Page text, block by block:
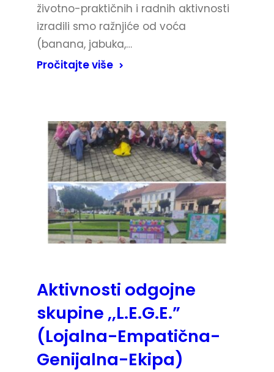
životno-praktičnih i radnih aktivnosti
izradili smo ražnjiće od voća
(banana, jabuka,…
Pročitajte više
Aktivnosti odgojne
skupine ,,L.E.G.E.”
(Lojalna-Empatična-
Genijalna-Ekipa)